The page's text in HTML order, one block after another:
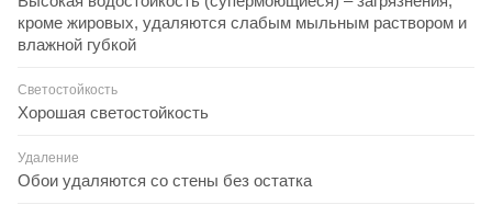
кроме жировых, удаляются слабым мыльным раствором и
влажной губкой
Светостойкость
Хорошая светостойкость
Удаление
Обои удаляются со стены без остатка